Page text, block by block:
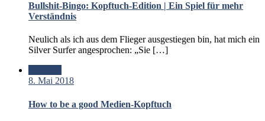
Bullshit-Bingo: Kopftuch-Edition | Ein Spiel für mehr
Verständnis
Neulich als ich aus dem Flieger ausgestiegen bin, hat mich ein
Silver Surfer angesprochen: „Sie […]
8. Mai 2018
How to be a good Medien-Kopftuch